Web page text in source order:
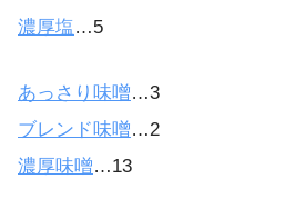
濃厚塩…5
あっさり味噌…3
ブレンド味噌…2
濃厚味噌…13